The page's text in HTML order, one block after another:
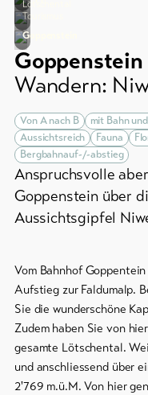
&
Service
Aktuelles
Webcams
Wetter
DEENFR
Winterwandern
/
Ski
und
Snowboard
Schlitteln
Shops
Zur
Übersicht
Skipässe
Lötschental
Tourismus
Goppenstein
Goppenstein
Wandern:
Von A nach B mit Bahn
Aussichtsreich
Fauna
Bergbahnauf-/-abstieg
Anspruchsvolle
Goppenstein über
Aussichtsgipfel
Vom Bahnhof
Aufstieg zur Faldumalp.
Sie die wunderschöne
Zudem haben Sie von
gesamte Lötschental.
und anschliessend über
2'769 m.ü.M. Von hier